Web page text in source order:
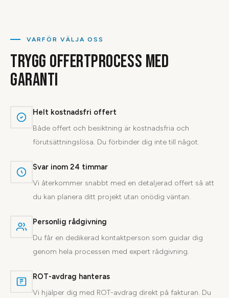
VARFÖR VÄLJA OSS
TRYGG OFFERTPROCESS MED
GARANTI
Helt kostnadsfri offert
Både offert och besiktning är kostnadsfria och
förutsättningslösa. Du förbinder dig inte till något.
Svar inom 24 timmar
Vi återkommer snabbt med en detaljerad offert så att
du kan planera ditt projekt utan onödig väntan.
Personlig rådgivning
Du får en dedikerad kontaktperson som guidar dig
genom hela processen med expert rådgivning.
ROT-avdrag hanteras
Vi hjälper dig med ROT-avdrag direkt på fakturan. Du